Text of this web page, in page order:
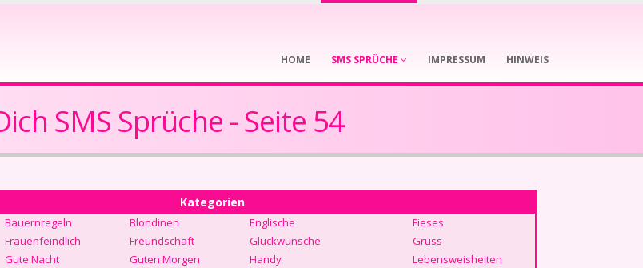
HOME SMS SPRÜCHE IMPRESSUM HINWEIS
SMS Sprüche - Seite 54
Kategorien
Bauernregeln Blondinen Englische
Fieses
Frauenfeindlich Freundschaft Glückwünsche
Gruss
Gute Nacht Guten Morgen Handy
Lebensweisheiten